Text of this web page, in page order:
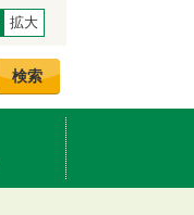
拡大
検索